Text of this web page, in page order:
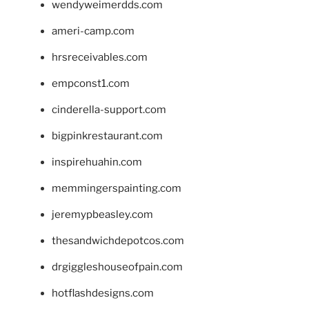
wendyweimerdds.com
ameri-camp.com
hrsreceivables.com
empconst1.com
cinderella-support.com
bigpinkrestaurant.com
inspirehuahin.com
memmingerspainting.com
jeremypbeasley.com
thesandwichdepotcos.com
drgiggleshouseofpain.com
hotflashdesigns.com